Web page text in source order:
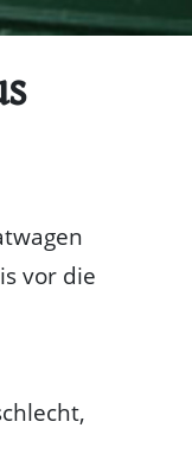
vor die